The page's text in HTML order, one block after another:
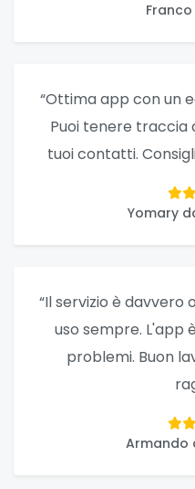
“Ottima app con un
Puoi tenere traccia
tuoi contatti.
Yomary
“Il servizio è davvero
uso sempre. L'app
problemi. Buon
Armando